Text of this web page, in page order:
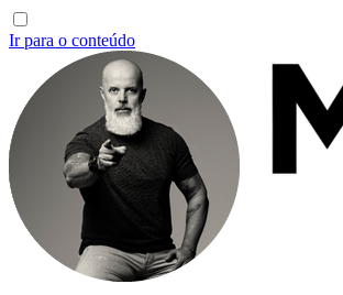
Ir para o conteúdo